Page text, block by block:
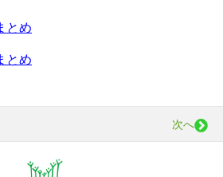
とめ
とめ
次へ